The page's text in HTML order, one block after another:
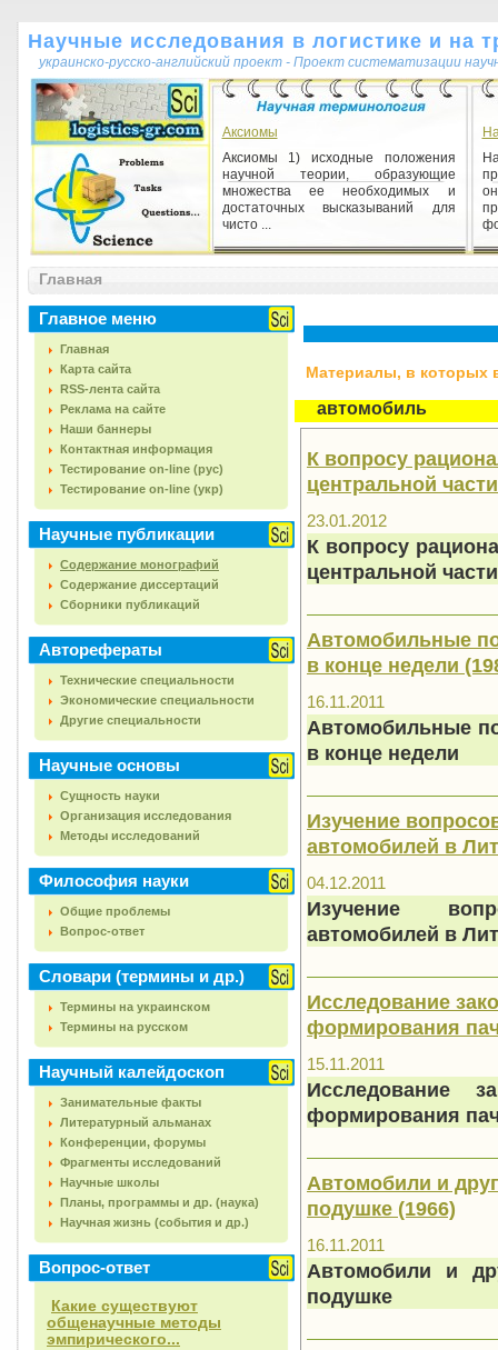
Научные исследования в логистике и на
украинско-русско-английский проект - Проект систематизации
Аксиомы
Аксиомы 1) исходные положения
научной теории, образующие
множества ее необходимых и
достаточных высказываний для
чисто ...
Консенсуалистская концепция
Консенсуалистская концепция
истины 1) концепция научной
истины, согласно которой
общезначимость и объективность
Главная
Главное меню
Главная
Карта сайта
RSS-лента сайта
Реклама на сайте
Наши баннеры
Контактная информация
Тестирование on-line (рус)
Тестирование on-line (укр)
Научные публикации
Содержание монографий
Содержание диссертаций
Сборники публикаций
Авторефераты
Технические специальности
Экономические специальности
Другие специальности
Научные основы
Сущность науки
Организация исследования
Методы исследований
Философия науки
Общие проблемы
Вопрос-ответ
Словари (термины и др.)
Термины на украинском
Термины на русском
Научный калейдоскоп
Занимательные факты
Литературный альманах
Конференции, форумы
Фрагменты исследований
Научные школы
Планы, программы и др. (наука)
Научная жизнь (события и др.)
Вопрос-ответ
Какие существуют
общенаучные методы
эмпирического...
Материалы, в которых
автомобиль
К вопросу
центральной
23.01.2012
К вопросу
центральной
Автомобильные
в конце недели
16.11.2011
Автомобильные
в конце недели
Изучение
автомобилей в
04.12.2011
Изучение
автомобилей в
Исследование
формирования
15.11.2011
Исследование
формирования
Автомобили и
подушке (1966)
16.11.2011
Автомобили и
подушке